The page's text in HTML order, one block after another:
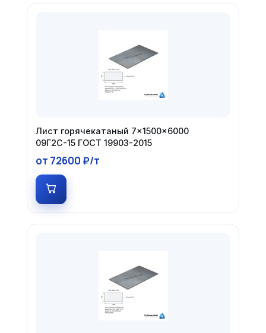
Лист горячекатаный 7×1500×6000
09Г2С-15 ГОСТ 19903-2015
от 72600 ₽/т